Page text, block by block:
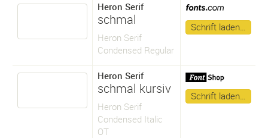
Heron Serif
schmal
Heron Serif
Condensed Regular
Schrift laden…
Heron Serif
schmal kursiv
Heron Serif
Condensed Italic
OT
Schrift laden…